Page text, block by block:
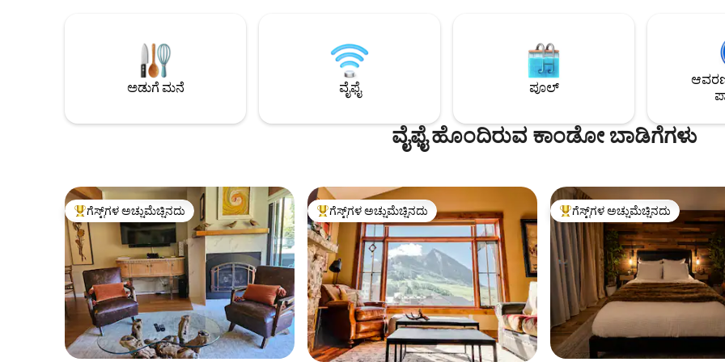
ಹೈಕ್ ಮಾಡಿ ಅಥವಾ ವಿಶ್ವ ದರ್ಜೆಯ ಟ್ರೇಲ್‌ಗಳಲ್ಲಿ
ಸವಾರಿ ಮಾಡಿ, ನಂತರ ಪಟ್ಟಣದ ಅತ್ಯುತ್ತಮ
ರೆಸ್ಟೋರೆಂಟ್‌ಗಳು ಮತ್ತು ಮೋಜಿನ ಕಾರ್ಯಕ್ರಮಗಳಿಗೆ
ವಾಪಸ್ ನಡೆದು ಹೋಗಿ. ನಿಮ್ಮ ಡೌನ್‌ಟೌನ್ ಕ್ರೆಸ್ಟೆಡ್
ವಾಸ್ತವ್ಯವನ್ನು ಹೋಸ್ಟ್ ಮಾಡಲು ನಾನು ಇಷ್ಟಪಡುತ್ತೇನೆ!
ಮನೆಯ ಕೆಳಭಾಗದಲ್ಲಿ ಸಂಪೂರ್ಣವಾಗಿ ಪ್ರತ್ಯೇಕವಾಗಿ
ವಾಸಿಸುತ್ತಾರೆ. 2 ಚೆನ್ನಾಗಿ ವರ್ತಿಸಿದ ನಾಯಿಗಳು ಸರಿ.
ಮನೆಯವರೆಗೆ ಕಲ್ಲಿನ ಮೆಟ್ಟಿಲುಗಳು/ಜಲ್ಲಿ ಮಾರ್ಗ*
ಕಡಿದಾದ ಡ್ರೈವ್‌ವೇ* ಮಾರ್ಬಲ್ ದೂರದಲ್ಲಿದೆ!
ಹಂಚಿಕೊಂಡ ಸ್ಥಳಗಳಿಲ್ಲ-ಶಾಂತ, ಖಾಸಗಿ
ದಂಪತಿಗಳು, ಕುಟುಂಬಗಳು ಅಥವಾ
ಕೆಲಸಕ್ಕೆ ಸೂಕ್ತವಾಗಿದೆ. ಇತ್ತೀಚಿನ
ಆನಂದಿಸಿ!
ಅಡುಗೆ ಮನೆ ವೈಫೈ ಪೂಲ್
ವೈಫೈ ಹೊಂದಿರುವ ಕಾಂಡೋ ಬಾಡಿಗೆಗಳು
ಗೆಸ್ಟ್‌ಗಳಿಗೆ ಅತಿ ಹೆಚ್ಚು ಅಚ್ಚುಮೆಚ್ಚಿನದು
ಗೆಸ್ಟ್‌ಗಳ ಅಚ್ಚುಮೆಚ್ಚಿನದು ಗೆಸ್ಟ್‌ಗಳಿಗೆ ಅತಿ ಹೆಚ್ಚು ಅಚ್ಚುಮೆಚ್ಚಿನದು
ಗೆಸ್ಟ್‌ಗಳ ಅಚ್ಚುಮೆಚ್ಚಿನದು ಗೆಸ್ಟ್‌ಗಳಿಗೆ ಅತಿ ಹೆಚ್ಚು ಅಚ್ಚುಮೆಚ್ಚಿನದು
ಗೆಸ್ಟ್‌ಗಳ ಅಚ್ಚುಮೆಚ್ಚಿನದು